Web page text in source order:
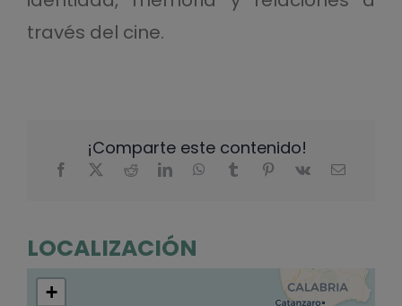
través del cine.
¡Comparte este contenido!
LOCALIZACIÓN
+